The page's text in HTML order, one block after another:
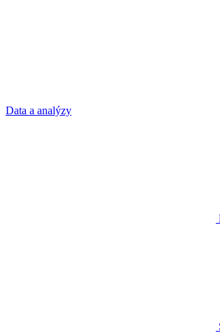
Data a analýzy